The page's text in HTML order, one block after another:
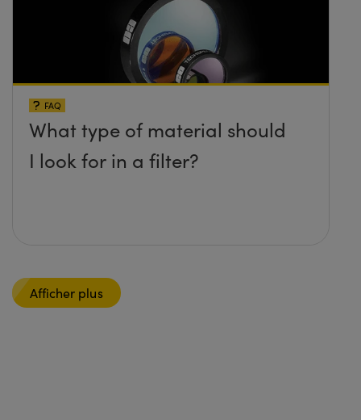
FAQ
What type of material should
I look for in a filter?
Afficher plus